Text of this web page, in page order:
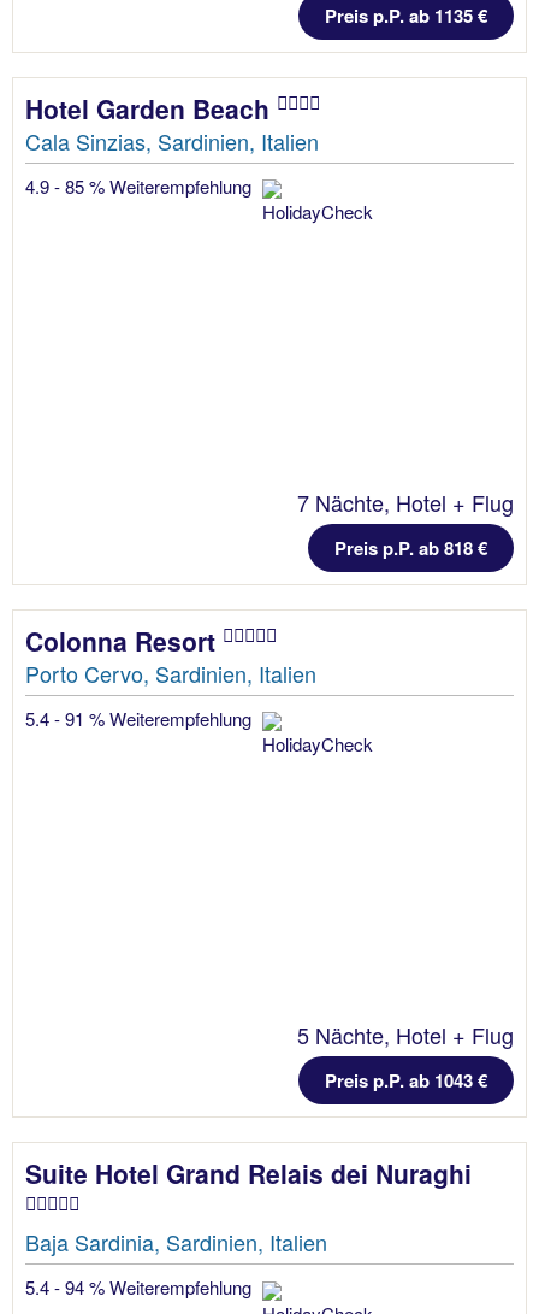
Preis p.P. ab 1135 €
Hotel Garden Beach
Cala Sinzias, Sardinien, Italien
4.9 - 85 % Weiterempfehlung
7 Nächte, Hotel + Flug
Preis p.P. ab 818 €
Colonna Resort
Porto Cervo, Sardinien, Italien
5.4 - 91 % Weiterempfehlung
5 Nächte, Hotel + Flug
Preis p.P. ab 1043 €
Suite Hotel Grand Relais dei Nuraghi
Baja Sardinia, Sardinien, Italien
5.4 - 94 % Weiterempfehlung